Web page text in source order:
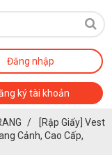
Đăng nhập
ký tài khoản
[Rập Giấy] Vest
Cảnh, Cao Cấp,